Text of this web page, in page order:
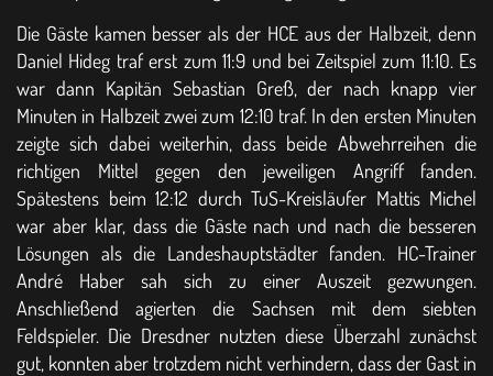
Die Gäste kamen besser als der HCE aus der Halbzeit, denn
Daniel Hideg traf erst zum 11:9 und bei Zeitspiel zum 11:10. Es
war dann Kapitän Sebastian Greß, der nach knapp vier
Minuten in Halbzeit zwei zum 12:10 traf. In den ersten Minuten
zeigte sich dabei weiterhin, dass beide Abwehrreihen die
richtigen Mittel gegen den jeweiligen Angriff fanden.
Spätestens beim 12:12 durch TuS-Kreisläufer Mattis Michel
war aber klar, dass die Gäste nach und nach die besseren
Lösungen als die Landeshauptstädter fanden. HC-Trainer
André Haber sah sich zu einer Auszeit gezwungen.
Anschließend agierten die Sachsen mit dem siebten
Feldspieler. Die Dresdner nutzten diese Überzahl zunächst
gut, konnten aber trotzdem nicht verhindern, dass der Gast in